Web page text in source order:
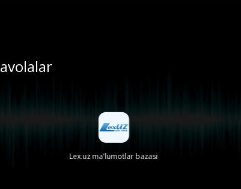
Lex.uz ma'lumotlar bazasi